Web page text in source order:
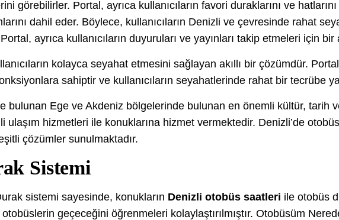
görebilirler. Portal, ayrıca kullanıcıların favori duraklarını ve
dahil eder. Böylece, kullanıcıların Denizli ve çevresinde rahat
ayrıca kullanıcıların duyuruları ve yayınları takip etmeleri için
kolayca seyahat etmesini sağlayan akıllı bir çözümdür.
sahiptir ve kullanıcıların seyahatlerinde rahat bir tecrübe
bulunan Ege ve Akdeniz bölgelerinde bulunan en önemli kültür, tarih
ulaşım hizmetleri ile konuklarına hizmet vermektedir. Denizli’de
çözümler sunulmaktadır.
Sistemi
sistemi sayesinde, konukların Denizli otobüs saatleri ile otobüs
geçeceğini öğrenmeleri kolaylaştırılmıştır. Otobüsüm